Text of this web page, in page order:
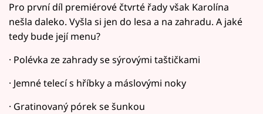
Pro první díl premiérové čtvrté řady však Karolína
nešla daleko. Vyšla si jen do lesa a na zahradu. A jaké
tedy bude její menu?
· Polévka ze zahrady se sýrovými taštičkami
· Jemné telecí s hříbky a máslovými noky
· Gratinovaný pórek se šunkou